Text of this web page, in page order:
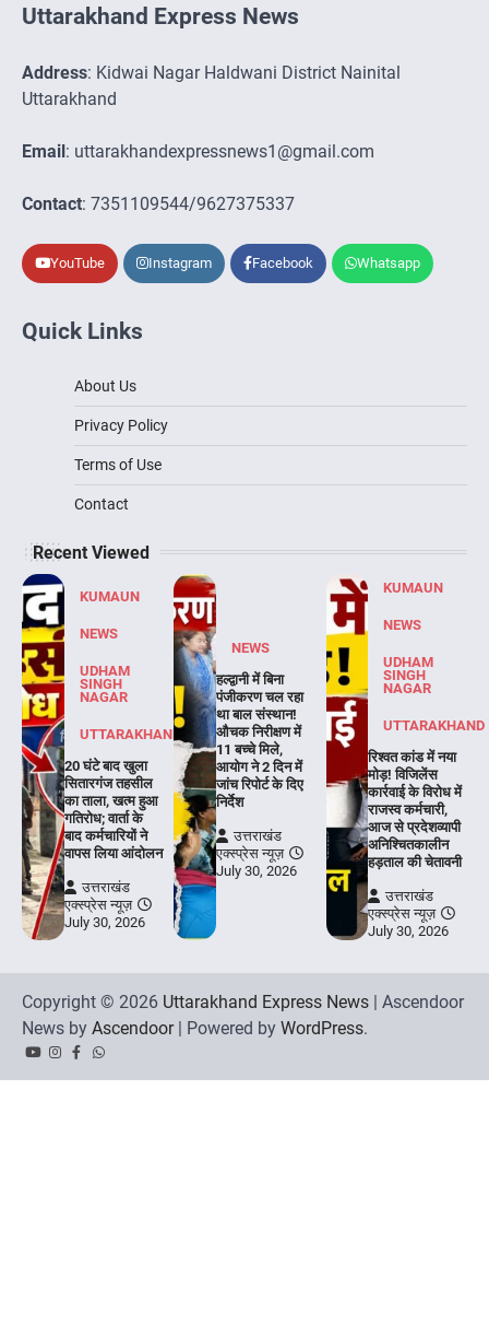
Uttarakhand Express News
Address: Kidwai Nagar Haldwani District Nainital
Uttarakhand
Email: uttarakhandexpressnews1@gmail.com
Contact: 7351109544/9627375337
YouTube Instagram Facebook Whatsapp
Quick Links
About Us
Privacy Policy
Terms of Use
Contact
Recent Viewed
KUMAUN
NEWS
UDHAM
SINGH
NAGAR
UTTARAKHAND
20 घंटे बाद खुला
सितारगंज तहसील
का ताला, खत्म हुआ
गतिरोध; वार्ता के
बाद कर्मचारियों ने
वापस लिया आंदोलन
उत्तराखंड
एक्स्प्रेस न्यूज़
July 30, 2026
NEWS
हल्द्वानी में बिना
पंजीकरण चल रहा
था बाल संस्थान!
औचक निरीक्षण में
11 बच्चे मिले,
आयोग ने 2 दिन में
जांच रिपोर्ट के दिए
निर्देश
उत्तराखंड
एक्स्प्रेस न्यूज़
July 30, 2026
KUMAUN
NEWS
UDHAM
SINGH
NAGAR
UTTARAKHAND
रिश्वत कांड में नया
मोड़! विजिलेंस
कार्रवाई के विरोध में
राजस्व कर्मचारी,
आज से प्रदेशव्यापी
अनिश्चितकालीन
हड़ताल की चेतावनी
उत्तराखंड
एक्स्प्रेस न्यूज़
July 30, 2026
Copyright © 2026 Uttarakhand Express News | Ascendoor
News by Ascendoor| Powered by WordPress.
YouTubeInstagram
Facebook
Whatsapp